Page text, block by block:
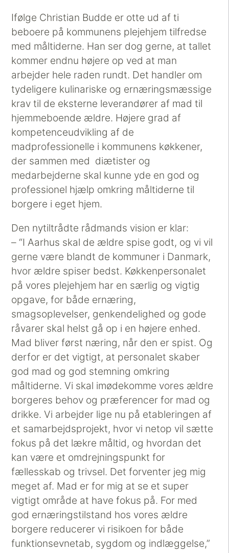
Ifølge Christian Budde er otte ud af ti
beboere på kommunens plejehjem tilfredse
med måltiderne. Han ser dog gerne, at tallet
kommer endnu højere op ved at man
arbejder hele raden rundt. Det handler om
tydeligere kulinariske og ernæringsmæssige
krav til de eksterne leverandører af mad til
hjemmeboende ældre. Højere grad af
kompetenceudvikling af de
madprofessionelle i kommunens køkkener,
der sammen med diætister og
medarbejderne skal kunne yde en god og
professionel hjælp omkring måltiderne til
borgere i eget hjem.
Den nytiltrådte rådmands vision er klar:
– “I Aarhus skal de ældre spise godt, og vi vil
gerne være blandt de kommuner i Danmark,
hvor ældre spiser bedst. Køkkenpersonalet
på vores plejehjem har en særlig og vigtig
opgave, for både ernæring,
smagsoplevelser, genkendelighed og gode
råvarer skal helst gå op i en højere enhed.
Mad bliver først næring, når den er spist. Og
derfor er det vigtigt, at personalet skaber
god mad og god stemning omkring
måltiderne. Vi skal imødekomme vores ældre
borgeres behov og præferencer for mad og
drikke. Vi arbejder lige nu på etableringen af
et samarbejdsprojekt, hvor vi netop vil sætte
fokus på det lækre måltid, og hvordan det
kan være et omdrejningspunkt for
fællesskab og trivsel. Det forventer jeg mig
meget af. Mad er for mig at se et super
vigtigt område at have fokus på. For med
god ernæringstilstand hos vores ældre
borgere reducerer vi risikoen for både
funktionsevnetab, sygdom og indlæggelse,”